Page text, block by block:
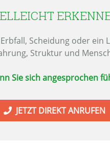
Scheidung oder
Struktur und
Sie sich angesprochen
JETZT DIREKT ANRUFEN